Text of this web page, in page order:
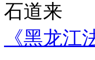
石道来
《黑龙